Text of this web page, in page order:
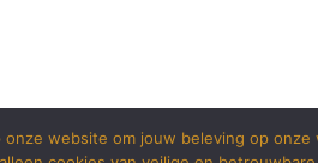
onze website om jouw beleving op